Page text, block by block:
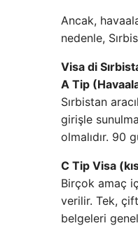
Ancak,
nedenle,
Visa di
A Tip
Sırbistan
girişle
olmalıdır. 90
C Tip Visa
Birçok amaç
verilir. Tek,
belgeleri